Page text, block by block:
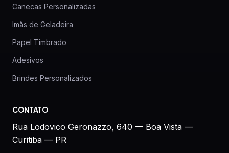
Canecas Personalizadas
Imãs de Geladeira
Papel Timbrado
Adesivos
Brindes Personalizados
CONTATO
Rua Lodovico Geronazzo, 640 — Boa Vista —
Curitiba — PR